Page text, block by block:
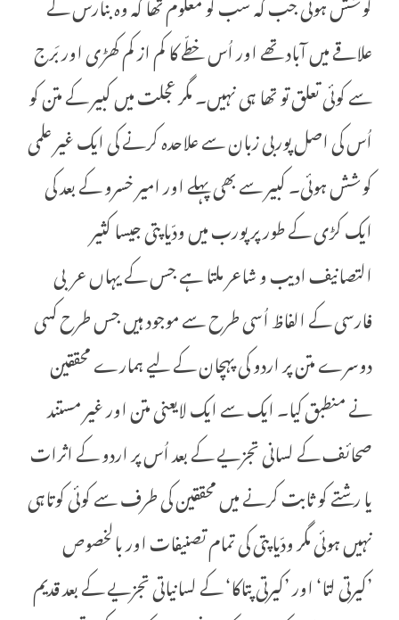
علاقے میں آباد تھے اور اُس خطّے کا کم از کم کھڑی اور بَرج
سے کوئی تعلق تو تھا ہی نہیں۔ مگر عجلت میں کبیر کے متن کو
اُس کی اصل پوربی زبان سے علاحدہ کرنے کی ایک غیر علمی
کوشش ہوئی۔ کبیر سے بھی پہلے اور امیر خسرو کے بعد کی
ایک کڑی کے طور پر پورب میں ودّیاپتی جیسا کثیر
التصانیف ادیب و شاعر ملتا ہے جس کے یہاں عربی
فارسی کے الفاظ اُسی طرح سے موجود ہیں جس طرح کسی
دوسرے متن پر اردو کی پہچان کے لیے ہمارے محققین
نے منطبق کیا۔ ایک سے ایک لایعنی متن اور غیر مستند
صحائف کے لسانی تجزیے کے بعد اُس پر اردو کے اثرات
یا رشتے کو ثابت کرنے میں محققین کی طرف سے کوئی کوتاہی
نہیں ہوئی مگر ودّیاپتی کی تمام تصنیفات اور بالخصوص
’کیرتی لتا‘ اور ’کیرتی پتاکا‘ کے لسانیاتی تجزیے کے بعد قدیم